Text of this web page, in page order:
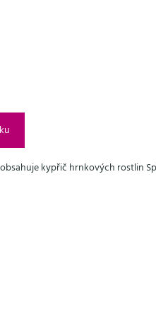
kypřič hrnkových rostlin